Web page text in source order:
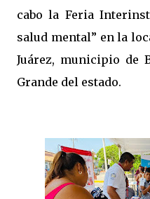
cabo la Feria
salud mental” en la
Juárez, municipio de
Grande del estado.